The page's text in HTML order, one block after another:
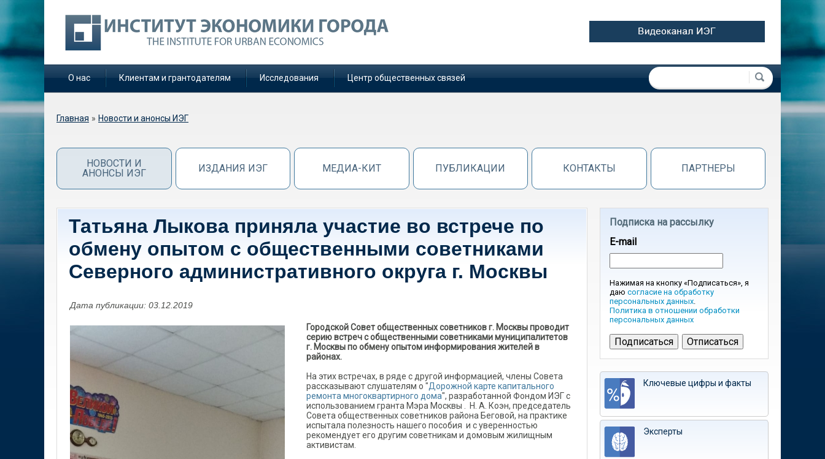
О нас Клиентам и грантодателям Исследования Центр общественных связей Форма поиска
Поиск
Вы здесь
Главная » Новости и анонсы ИЭГ
НОВОСТИ И
АНОНСЫ ИЭГ
ИЗДАНИЯ ИЭГ МЕДИА-КИТ ПУБЛИКАЦИИ КОНТАКТЫ ПАРТНЕРЫ
Татьяна Лыкова приняла участие во встрече по
обмену опытом с общественными советниками
Северного административного округа г. Москвы
Дата публикации: 03.12.2019
Городской Совет общественных советников г. Москвы проводит
серию встреч с общественными советниками муниципалитетов
г. Москвы по обмену опытом информирования жителей в
районах.
На этих встречах, в ряде с другой информацией, члены Совета
рассказывают слушателям о "Дорожной карте капитального
ремонта многоквартирного дома", разработанной Фондом ИЭГ с
использованием гранта Мэра Москвы . Н. А. Коэн, председатель
Совета общественных советников района Беговой, на практике
испытала полезность нашего пособия и с уверенностью
рекомендует его другим советникам и домовым жилищным
активистам.
Подписка на рассылку
E-mail
Нажимая на кнопку «Подписаться», я
даю согласие на обработку
персональных данных.
Политика в отношении обработки
персональных данных
Ключевые цифры и факты
Эксперты